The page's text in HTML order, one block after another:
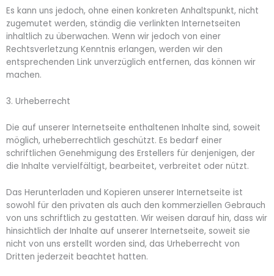
Es kann uns jedoch, ohne einen konkreten Anhaltspunkt, nicht
zugemutet werden, ständig die verlinkten Internetseiten
inhaltlich zu überwachen. Wenn wir jedoch von einer
Rechtsverletzung Kenntnis erlangen, werden wir den
entsprechenden Link unverzüglich entfernen, das können wir
machen.
3. Urheberrecht
Die auf unserer Internetseite enthaltenen Inhalte sind, soweit
möglich, urheberrechtlich geschützt. Es bedarf einer
schriftlichen Genehmigung des Erstellers für denjenigen, der
die Inhalte vervielfältigt, bearbeitet, verbreitet oder nützt.
Das Herunterladen und Kopieren unserer Internetseite ist
sowohl für den privaten als auch den kommerziellen Gebrauch
von uns schriftlich zu gestatten. Wir weisen darauf hin, dass wir
hinsichtlich der Inhalte auf unserer Internetseite, soweit sie
nicht von uns erstellt worden sind, das Urheberrecht von
Dritten jederzeit beachtet hatten.